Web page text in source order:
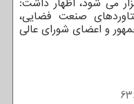
صنعت فضایی،
و اعضای شورای عالی